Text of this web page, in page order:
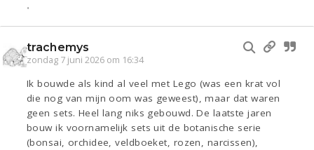
•
trachemys
zondag 7 juni 2026 om 16:34
Ik bouwde als kind al veel met Lego (was een krat vol
die nog van mijn oom was geweest), maar dat waren
geen sets. Heel lang niks gebouwd. De laatste jaren
bouw ik voornamelijk sets uit de botanische serie
(bonsai, orchidee, veldboeket, rozen, narcissen),